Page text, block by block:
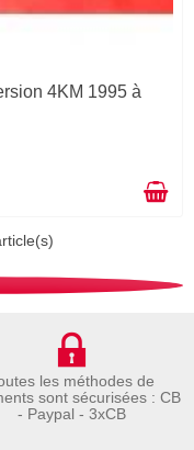
4KM 1995 à
les méthodes de
sont sécurisées : CB
- Paypal - 3xCB